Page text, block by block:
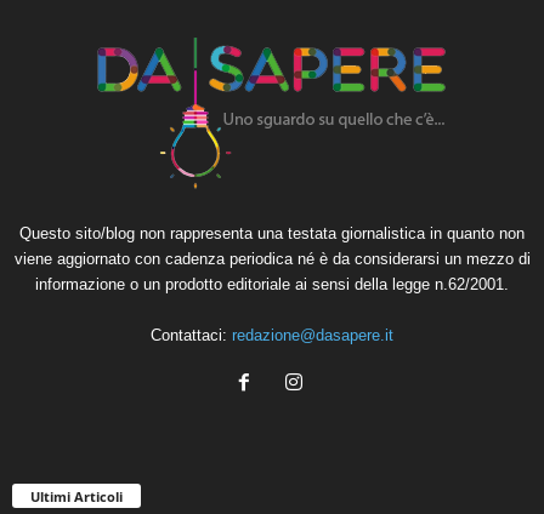
Questo sito/blog non rappresenta una testata giornalistica in quanto non
viene aggiornato con cadenza periodica né è da considerarsi un mezzo di
informazione o un prodotto editoriale ai sensi della legge n.62/2001.
Contattaci: redazione@dasapere.it
Ultimi Articoli